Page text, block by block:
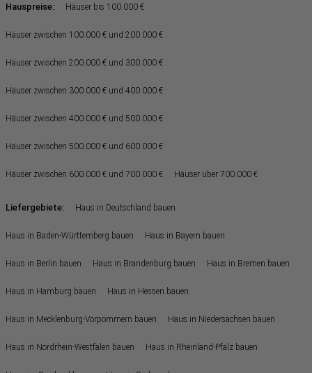
Hauspreise: Häuser bis 100.000 €
Häuser zwischen 100.000 € und 200.000 €
Häuser zwischen 200.000 € und 300.000 €
Häuser zwischen 300.000 € und 400.000 €
Häuser zwischen 400.000 € und 500.000 €
Häuser zwischen 500.000 € und 600.000 €
Häuser zwischen 600.000 € und 700.000 € Häuser über 700.000 €
Liefergebiete: Haus in Deutschland bauen
Haus in Baden-Württemberg bauen Haus in Bayern bauen
Haus in Berlin bauen Haus in Brandenburg bauen Haus in Bremen bauen
Haus in Hamburg bauen Haus in Hessen bauen
Haus in Mecklenburg-Vorpommern bauen Haus in Niedersachsen bauen
Haus in Nordrhein-Westfalen bauen Haus in Rheinland-Pfalz bauen